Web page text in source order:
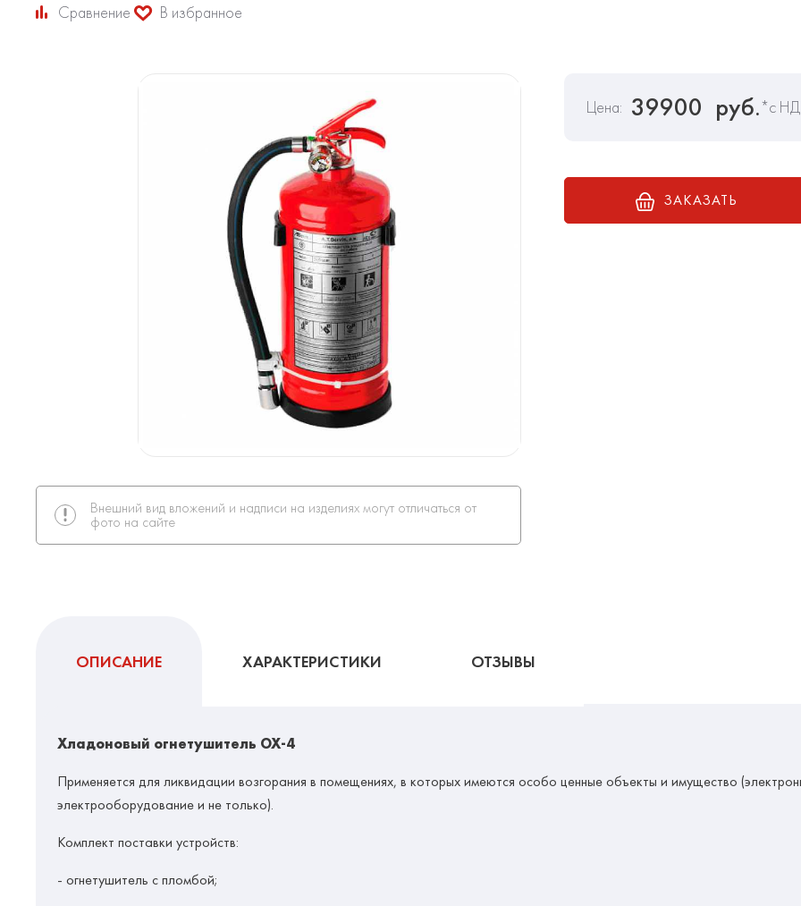
Сравнение В избранное
Внешний вид вложений и надписи на изделиях могут отличаться от
фото на сайте
Цена: 39900 руб.*с
ЗАКАЗАТЬ
ОПИСАНИЕ ХАРАКТЕРИСТИКИ ОТЗЫВЫ
Хладоновый огнетушитель ОХ-4
Применяется для ликвидации возгорания в помещениях, в которых имеются особо ценные объекты и имущество
электрооборудование и не только).
Комплект поставки устройств:
- огнетушитель с пломбой;